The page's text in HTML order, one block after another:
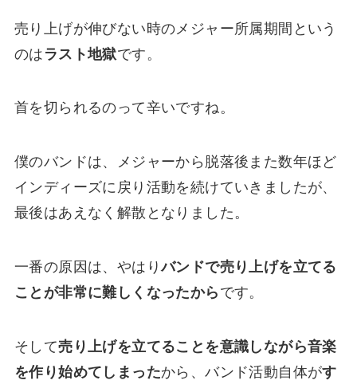
売り上げが伸びない時のメジャー所属期間という
のは ラスト地獄です。
首を切られるのって辛いですね。
僕のバンドは、メジャーから脱落後また数年ほど
インディーズに戻り活動を続けていきましたが、
最後はあえなく解散となりました。
一番の原因は、やはりバンドで売り上げを立てる
ことが非常に難しくなったから です。
そして売り上げを立てることを意識しながら音楽
を作り始めてしまったから、バンド活動自体がす